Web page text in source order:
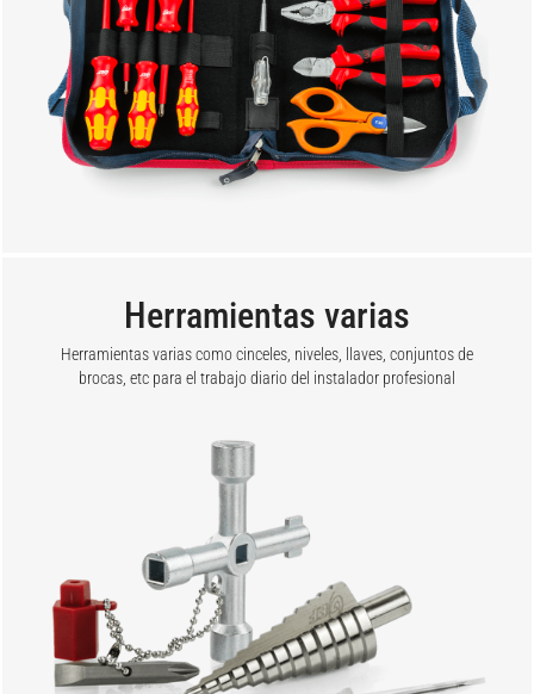
Herramientas varias
Herramientas varias como cinceles, niveles, llaves, conjuntos de
brocas, etc para el trabajo diario del instalador profesional